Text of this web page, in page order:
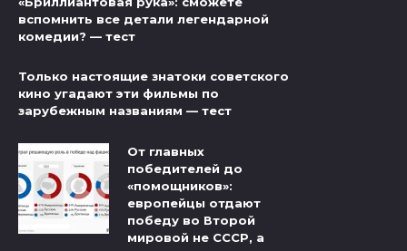
вспомнить все детали легендарной
комедии? — тест
Только настоящие знатоки советского
кино угадают эти фильмы по
зарубежным названиям — тест
От главных
победителей до
«помощников»:
европейцы отдают
победу во Второй
мировой не СССР, а